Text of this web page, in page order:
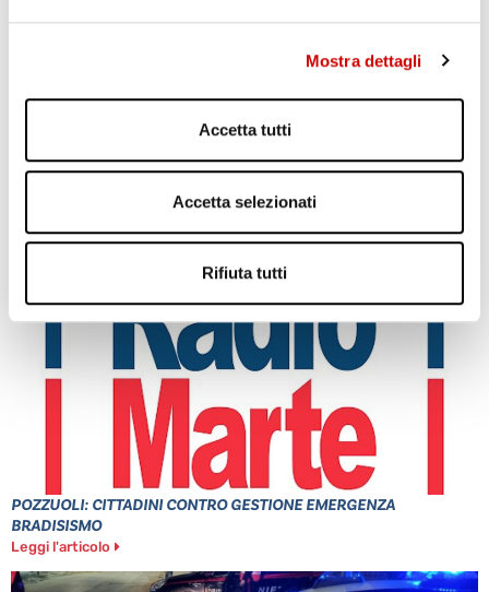
Mostra dettagli
Accetta tutti
Accetta selezionati
Rifiuta tutti
PONTICELLI: DODICENNE FERITO A COLTELLATE
Leggi l'articolo
POZZUOLI: CITTADINI CONTRO GESTIONE EMERGENZA
BRADISISMO
Leggi l'articolo